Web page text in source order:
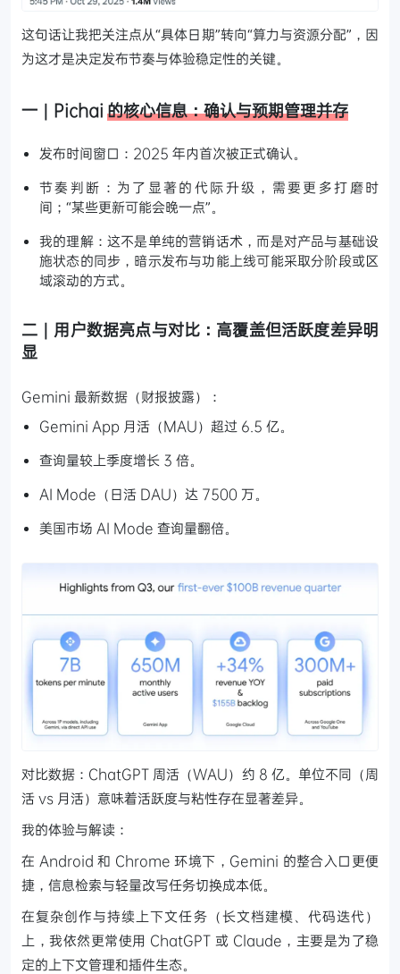
这句话让我把关注点从“具体日期”转向“算力与资源分配”，因
为这才是决定发布节奏与体验稳定性的关键。
一｜Pichai 的核心信息：确认与预期管理并存
发布时间窗口：2025 年内首次被正式确认。
节奏判断：为了显著的代际升级，需要更多打磨时
间；“某些更新可能会晚一点”。
我的理解：这不是单纯的营销话术，而是对产品与基础设
施状态的同步，暗示发布与功能上线可能采取分阶段或区
域滚动的方式。
二｜用户数据亮点与对比：高覆盖但活跃度差异明
显
Gemini 最新数据（财报披露）：
Gemini App 月活（MAU）超过 6.5 亿。
查询量较上季度增长 3 倍。
AI Mode（日活 DAU）达 7500 万。
美国市场 AI Mode 查询量翻倍。
对比数据：ChatGPT 周活（WAU）约 8 亿。单位不同（周
活 vs 月活）意味着活跃度与粘性存在显著差异。
我的体验与解读：
在 Android 和 Chrome 环境下，Gemini 的整合入口更便
捷，信息检索与轻量改写任务切换成本低。
在复杂创作与持续上下文任务（长文档建模、代码迭代）
上，我依然更常使用 ChatGPT 或 Claude，主要是为了稳
定的上下文管理和插件生态。